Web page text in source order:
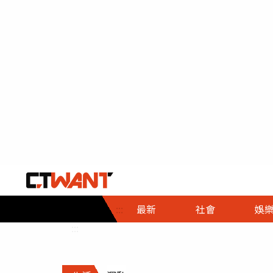
::: 最新 社會
社會首頁
時事
調查
娛樂
娛樂首頁
即時
財經首頁
熱線
政